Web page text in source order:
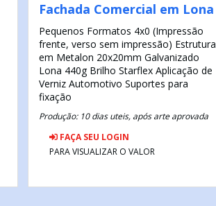
Fachada Comercial em Lona
Pequenos Formatos 4x0 (Impressão
frente, verso sem impressão) Estrutura
em Metalon 20x20mm Galvanizado
Lona 440g Brilho Starflex Aplicação de
Verniz Automotivo Suportes para
fixação
Produção: 10 dias uteis, após arte aprovada
FAÇA SEU LOGIN
PARA VISUALIZAR O VALOR